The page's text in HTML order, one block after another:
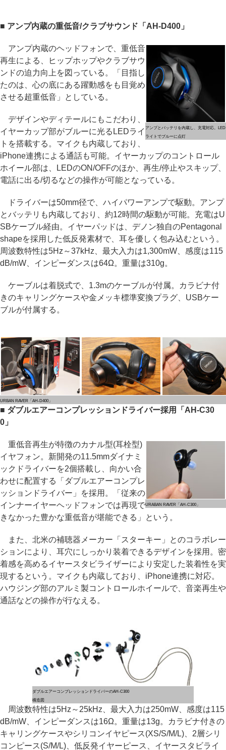
■ アンプ内蔵の重低音/クラブサウンド「AH-D400」
アンプとバッテリを内蔵し、充電対応。LED
ライトでブルーに点灯
アンプ内蔵のヘッドフォンで、重低音
再生による、ヒップホップやクラブサウ
ンドの迫力向上を図っている。「目指し
たのは、心の底にある躍動感をも目覚め
させる超重低音」としている。
デザインやディテールにもこだわり、
イヤーカップ部がブルーに光るLEDライ
トを搭載する。マイクも内蔵しており、
iPhone連携による通話も可能。イヤーカップのコントロール
ホイール部は、LEDのON/OFFのほか、再生/停止やスキップ、
電話に出る/切るなどの操作が可能となっている。
ドライバーは50mm径で、ハイパワーアンプで駆動。アンプ
とバッテリも内蔵しており、約12時間の駆動が可能。充電はU
SBケーブル経由。イヤーパッドは、デノン独自のPentagonal
shapeを採用した低反発素材で、耳を優しく包み込むという。
周波数特性は5Hz～37kHz、最大入力は1,300mW、感度は115
dB/mW、インピーダンスは64Ω。重量は310g。
ケーブルは着脱式で、1.3mのケーブルが付属。カラビナ付
きのキャリングケースや金メッキ標準変換プラグ、USBケー
ブルが付属する。
URBAN RAVER「AH-D400」
■ ダブルエアーコンプレッションドライバー採用「AH-C30
0」
URABAN RAVER「AH-C300」
重低音再生が特徴のカナル型(耳栓型)
イヤフォン。新開発の11.5mmダイナミ
ックドライバーを2個搭載し、向かい合
わせに配置する「ダブルエアーコンプレ
ッションドライバー」を採用。「従来の
インナーイヤーヘッドフォンでは再現で
きなかった豊かな重低音が堪能できる」という。
また、北米の補聴器メーカー「スターキー」とのコラボレー
ションにより、耳穴にしっかり装着できるデザインを採用。密
着感を高めるイヤースタビライザーにより安定した装着性を実
現するという。マイクも内蔵しており、iPhone連携に対応。
ハウジング部のアルミ製コントロールホイールで、音楽再生や
通話などの操作が行なえる。
ダブルエアーコンプレッションドライバーの
構造図
AH-C300
周波数特性は5Hz～25kHz、最大入力は250mW、感度は115
dB/mW、インピーダンスは16Ω。重量は13g。カラビナ付きの
キャリングケースやシリコンイヤピース(XS/S/M/L)、2層シリ
コンピース(S/M/L)、低反発イヤーピース、イヤースタビライ